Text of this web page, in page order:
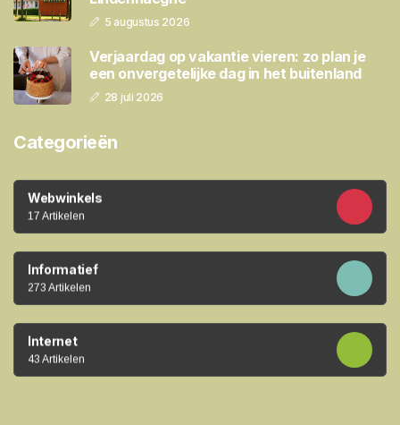
5 augustus 2026
Verjaardag op vakantie vieren: zo plan je
een onvergetelijke dag in het buitenland
28 juli 2026
Categorieën
Webwinkels
17 Artikelen
Informatief
273 Artikelen
Internet
43 Artikelen